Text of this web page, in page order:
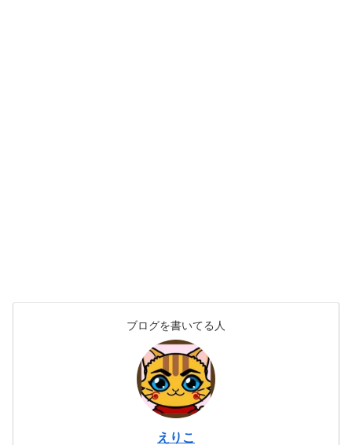
ブログを書いてる人
えりこ